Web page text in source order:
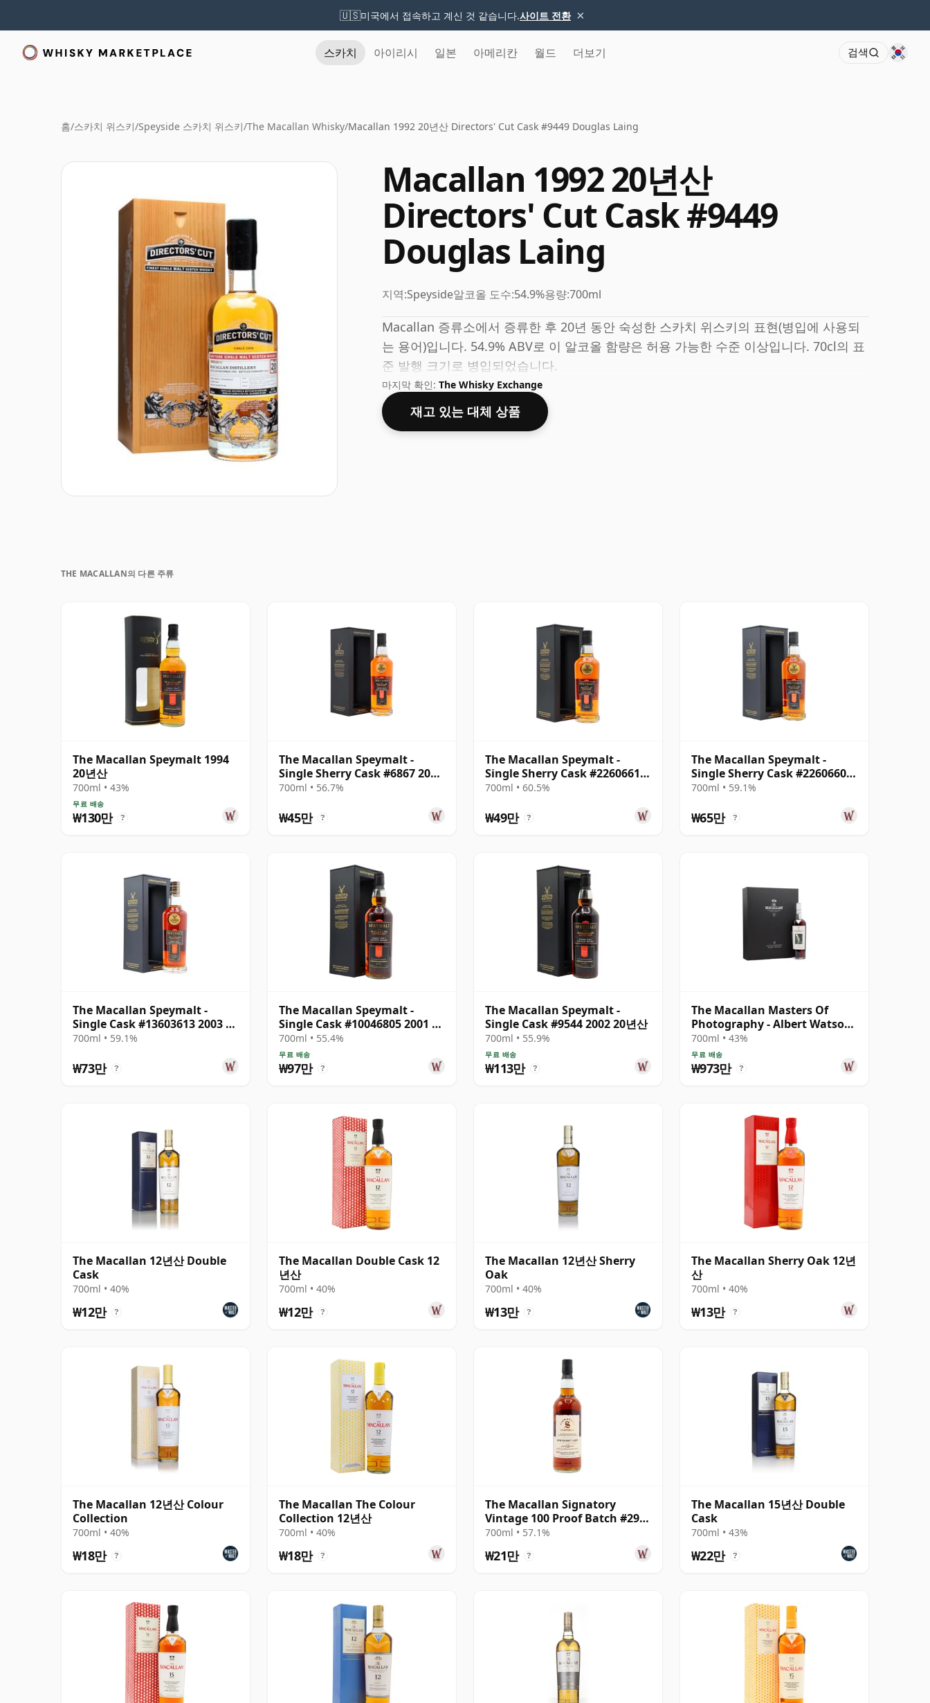
🇺🇸미국에서 접속하고 계신 것 같습니다.사이트 전환 ×
스카치 아이리시 일본 아메리칸 월드 더보기 검색
홈/스카치 위스키/Speyside 스카치 위스키/The Macallan Whisky/Macallan 1992 20년산 Directors' Cut Cask #9449 Douglas Laing
Macallan 1992 20년산
Directors' Cut Cask #9449
Douglas Laing
지역:Speyside알코올 도수:54.9%용량:700ml
Macallan 증류소에서 증류한 후 20년 동안 숙성한 스카치 위스키의 표현(병입에 사용되
는 용어)입니다. 54.9% ABV로 이 알코올 함량은 허용 가능한 수준 이상입니다. 70cl의 표
준 발행 크기로 병입되었습니다.
마지막 확인: The Whisky Exchange
재고 있는 대체 상품
THE MACALLAN의 다른 주류
The Macallan Speymalt 1994
20년산
700ml • 43%
무료 배송
₩130만 ?
The Macallan Speymalt -
Single Sherry Cask #6867 2005
20년산
700ml • 56.7%
₩45만 ?
The Macallan Speymalt -
Single Sherry Cask #22606616
2004 20년산
700ml • 60.5%
₩49만 ?
The Macallan Speymalt -
Single Sherry Cask #22606604
2004 20년산
700ml • 59.1%
₩65만 ?
The Macallan Speymalt -
Single Cask #13603613 2003 20
년산
700ml • 59.1%
₩73만 ?
The Macallan Speymalt -
Single Cask #10046805 2001 20
년산
700ml • 55.4%
무료 배송
₩97만 ?
The Macallan Speymalt -
Single Cask #9544 2002 20년산
700ml • 55.9%
무료 배송
₩113만 ?
The Macallan Masters Of
Photography - Albert Watson
Single Malt 1990 20년산
700ml • 43%
무료 배송
₩973만 ?
The Macallan 12년산 Double
Cask
700ml • 40%
₩12만 ?
The Macallan Double Cask 12
년산
700ml • 40%
₩12만 ?
The Macallan 12년산 Sherry
Oak
700ml • 40%
₩13만 ?
The Macallan Sherry Oak 12년
산
700ml • 40%
₩13만 ?
The Macallan 12년산 Colour
Collection
700ml • 40%
₩18만 ?
The Macallan The Colour
Collection 12년산
700ml • 40%
₩18만 ?
The Macallan Signatory
Vintage 100 Proof Batch #29
Single Malt 2011 13년산
700ml • 57.1%
₩21만 ?
The Macallan 15년산 Double
Cask
700ml • 43%
₩22만 ?